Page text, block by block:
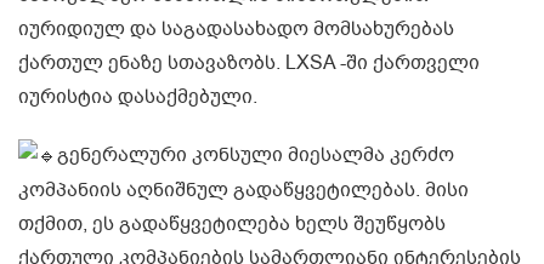
იურიდიულ და საგადასახადო მომსახურებას
ქართულ ენაზე სთავაზობს. LXSA -ში ქართველი
იურისტია დასაქმებული.
გენერალური კონსული მიესალმა კერძო
კომპანიის აღნიშნულ გადაწყვეტილებას. მისი
თქმით, ეს გადაწყვეტილება ხელს შეუწყობს
ქართული კომპანიების სამართლიანი ინტერესების